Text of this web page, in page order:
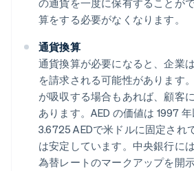
の通貨を一度に保有することが
算をする必要がなくなります。
通貨換算
通貨換算が必要になると、企業
を請求される可能性があります
が吸収する場合もあれば、顧客
あります。AED の価値は 1997 年
3.6725 AEDで米ドルに固定され
は安定しています。中央銀行に
為替レートのマークアップを開